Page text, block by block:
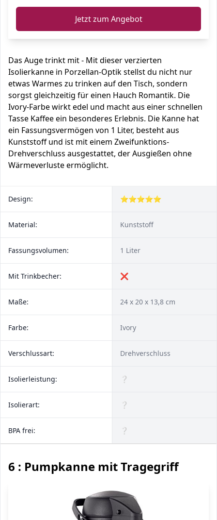
Jetzt zum Angebot
Das Auge trinkt mit - Mit dieser verzierten
Isolierkanne in Porzellan-Optik stellst du nicht nur
etwas Warmes zu trinken auf den Tisch, sondern
sorgst gleichzeitig für einen Hauch Romantik. Die
Ivory-Farbe wirkt edel und macht aus einer schnellen
Tasse Kaffee ein besonderes Erlebnis. Die Kanne hat
ein Fassungsvermögen von 1 Liter, besteht aus
Kunststoff und ist mit einem Zweifunktions-
Drehverschluss ausgestattet, der Ausgießen ohne
Wärmeverluste ermöglicht.
Design: ⭐⭐⭐⭐⭐
Material: Kunststoff
Fassungsvolumen: 1 Liter
Mit Trinkbecher: ❌
Maße: 24 x 20 x 13,8 cm
Farbe: Ivory
Verschlussart: Drehverschluss
Isolierleistung: ❔
Isolierart: ❔
BPA frei: ❔
6 : Pumpkanne mit Tragegriff